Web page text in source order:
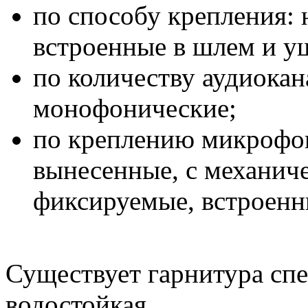
по способу крепления:
встроенные в шлем и
по количеству
монофонические;
по креплению
вынесенные, с
фиксируемые,
Существует гарнитура